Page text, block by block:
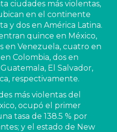
ciudades más violentas,
en el continente
y dos en América Latina.
quince en México,
en Venezuela, cuatro en
Colombia, dos en
El Salvador,
respectivamente.
más violentas del
ocupó el primer
tasa de 138.5 % por
y el estado de New